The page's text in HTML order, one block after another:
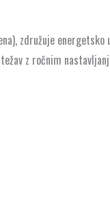
združuje
z ročnim